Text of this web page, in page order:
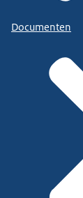
Documenten